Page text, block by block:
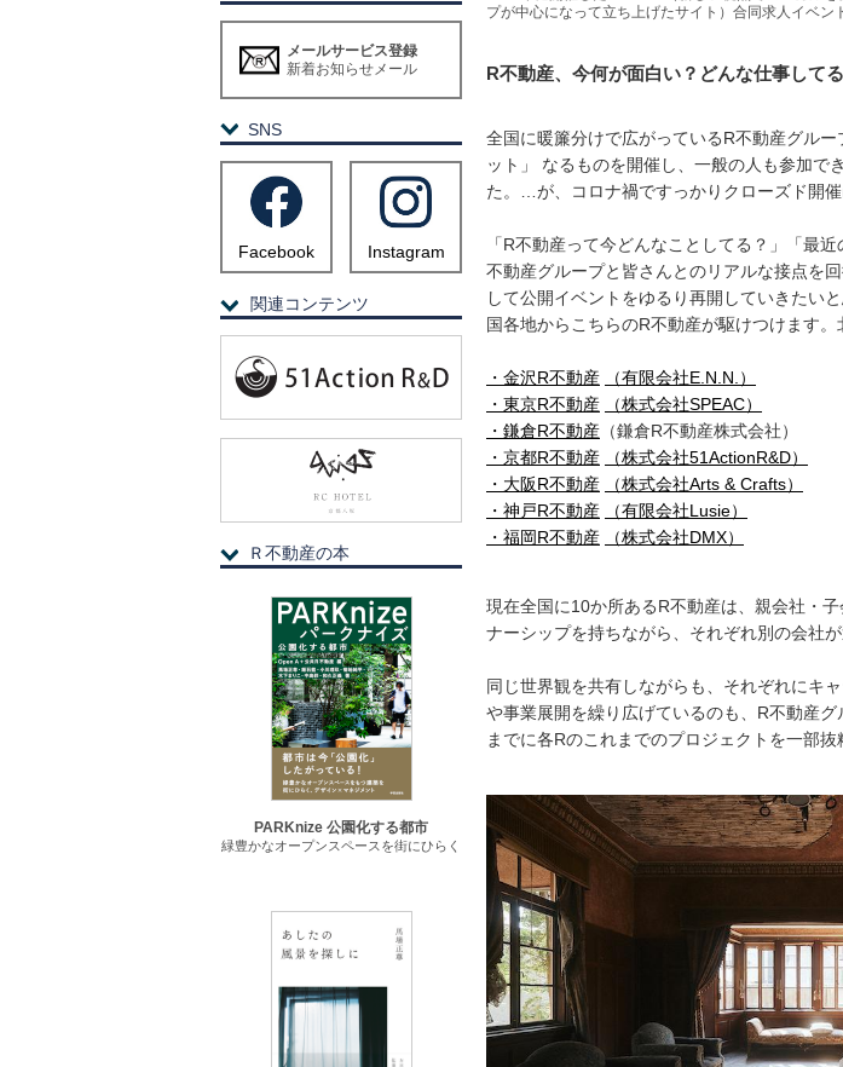
プが中心になって立ち上げたサイト）合同求人イベン
R不動産、今何が面白い？どんな仕事して
全国に暖簾分けで広がっているR不動産グル
ット」 なるものを開催し、一般の人も参加で
た。…が、コロナ禍ですっかりクローズド開催
「R不動産って今どんなことしてる？」「最
不動産グループと皆さんとのリアルな接点を
して公開イベントをゆるり再開していきたい
国各地からこちらのR不動産が駆けつけます。
・金沢R不動産
（有限会社E.N.N.）
・東京R不動産
（株式会社SPEAC）
・鎌倉R不動産 （鎌倉R不動産株式会社）
・京都R不動産
（株式会社51ActionR&D）
・大阪R不動産
（株式会社Arts & Crafts）
・神戸R不動産
（有限会社Lusie）
・福岡R不動産
（株式会社DMX）
現在全国に10か所あるR不動産は、親会社・
ナーシップを持ちながら、それぞれ別の会社が
同じ世界観を共有しながらも、それぞれにキ
や事業展開を繰り広げているのも、R不動産
までに各Rのこれまでのプロジェクトを一部抜
メールサービス登録
新着お知らせメール
SNS
Facebook Instagram
関連コンテンツ
Ｒ不動産の本
PARKnize 公園化する都市
緑豊かなオープンスペースを街にひらく